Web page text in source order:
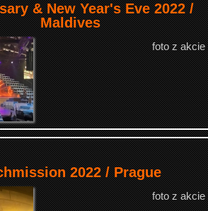
& New Year's Eve 2022 /
Maldives
foto z akcie
2022 / Prague
foto z akcie